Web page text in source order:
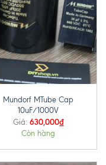
Mundorf MTube Cap
10uF/1000V
Giá: 630,000₫
Còn hàng